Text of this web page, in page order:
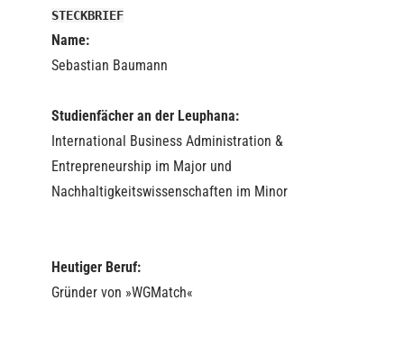
STECKBRIEF
Name:
Sebastian Baumann
Studienfächer an der Leuphana:
International Business Administration &
Entrepreneurship im Major und
Nachhaltigkeitswissenschaften im Minor
Heutiger Beruf:
Gründer von »WGMatch«